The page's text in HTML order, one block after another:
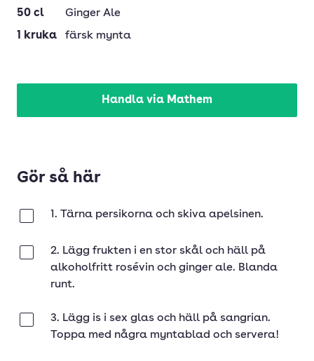
50 cl
Ginger Ale
1
kruka färsk mynta
Handla via Mathem
Gör så här
1. Tärna persikorna och skiva apelsinen.
2. Lägg frukten i en stor skål och häll på
alkoholfritt rosévin och ginger ale. Blanda
runt.
3. Lägg is i sex glas och häll på sangrian.
Toppa med några myntablad och servera!